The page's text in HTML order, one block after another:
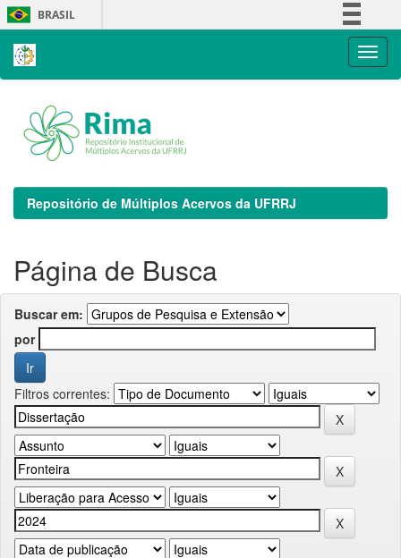
Skip
navigation
BRASIL
Repositório de Múltiplos Acervos da UFRRJ
Página de Busca
Buscar em:
por
Filtros correntes: